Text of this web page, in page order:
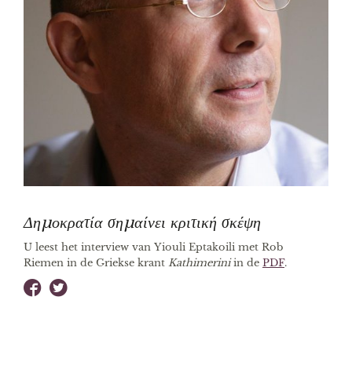
Δημοκρατία σημαίνει κριτική σκέψη
U leest het interview van Yiouli Eptakoili met Rob
Riemen in de Griekse krant Kathimeriniin de PDF.